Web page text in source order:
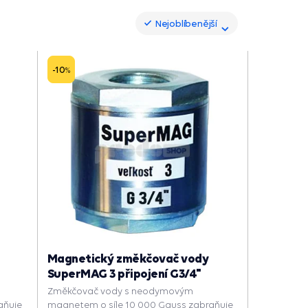
Nejoblíbenější
-10%
Magnetický změkčovač vody
SuperMAG 3 připojení G3/4"
Změkčovač vody s neodymovým
magnetem o síle 10 000 Gauss zabraňuje